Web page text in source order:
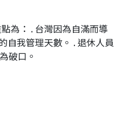
為： . 台灣因為自滿而導
自我管理天數。 . 退休人員
破口。